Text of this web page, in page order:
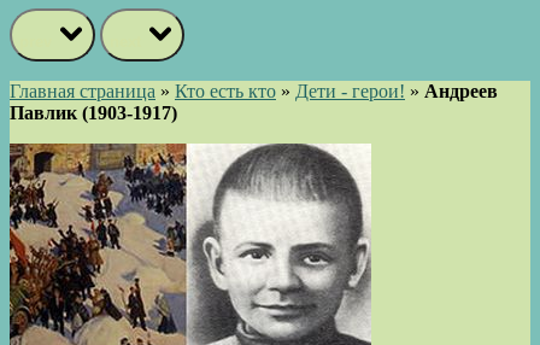
Главная страница » Кто есть кто » Дети - герои! » Андреев
Павлик (1903-1917)